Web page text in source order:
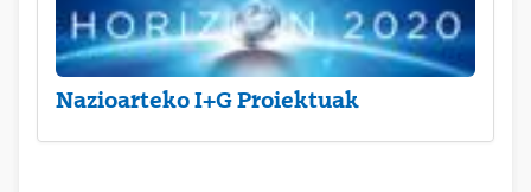
Nazioarteko I+G Proiektuak